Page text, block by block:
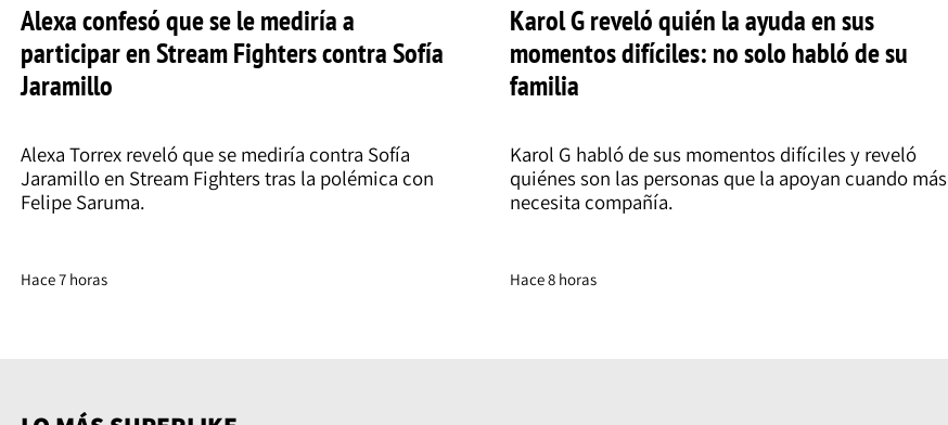
Alexa confesó que se le mediría a
participar en Stream Fighters contra Sofía
Jaramillo
Alexa Torrex reveló que se mediría contra Sofía
Jaramillo en Stream Fighters tras la polémica con
Felipe Saruma.
Hace 7 horas
Karol G reveló quién la ayuda en sus
momentos difíciles: no solo habló de su
familia
Karol G habló de sus momentos difíciles y reveló
quiénes son las personas que la apoyan cuando más
necesita compañía.
Hace 8 horas